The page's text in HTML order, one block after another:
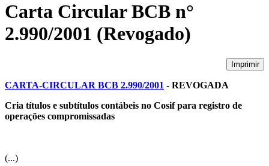
Carta Circular BCB n°
2.990/2001 (Revogado)
Imprimir
CARTA-CIRCULAR BCB 2.990/2001 - REVOGADA
Cria títulos e subtítulos contábeis no Cosif para registro de
operações compromissadas
(...)